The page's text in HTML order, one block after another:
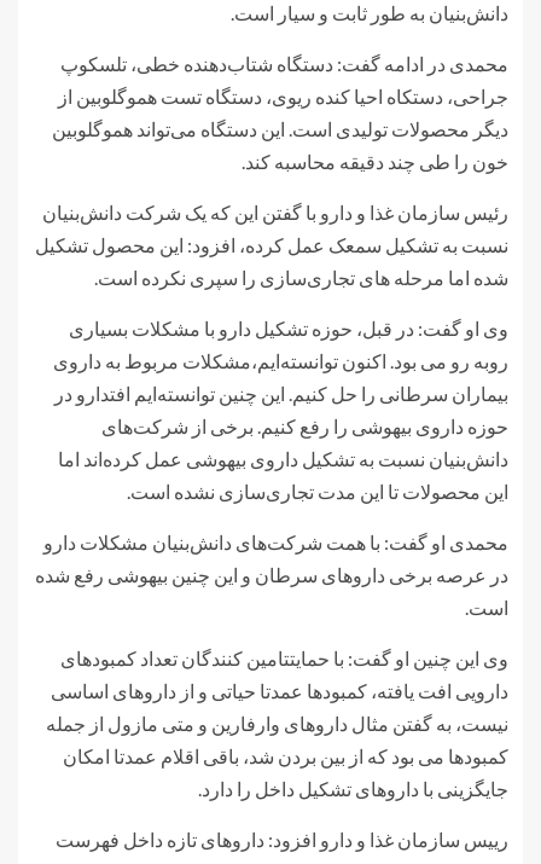
دانش‌بنیان به طور ثابت و سیار است.
محمدی در ادامه گفت: دستگاه شتاب‌دهنده خطی، تلسکوپ
جراحی، دستکاه احیا کنده ریوی، دستگاه تست هموگلوبین از
دیگر محصولات تولیدی است. این دستگاه می‌تواند هموگلوبین
خون را طی چند دقیقه محاسبه کند.
رئیس سازمان غذا و دارو با گفتن این که یک شرکت دانش‌بنیان
نسبت به تشکیل سمعک عمل کرده، افزود: این محصول تشکیل
شده اما مرحله های تجاری‌سازی را سپری نکرده است.
وی او گفت: در قبل، حوزه تشکیل دارو با مشکلات بسیاری
روبه رو می بود. اکنون توانسته‌ایم،مشکلات مربوط به داروی
بیماران سرطانی را حل کنیم. این چنین توانسته‌ایم افتدارو در
حوزه داروی بیهوشی را رفع کنیم. برخی از شرکت‌های
دانش‌بنیان نسبت به تشکیل داروی بیهوشی عمل کرده‌اند اما
این محصولات تا این مدت تجاری‌سازی نشده است.
محمدی او گفت: با همت شرکت‌های دانش‌بنیان مشکلات دارو
در عرصه برخی داروهای سرطان و این چنین بیهوشی رفع شده
است.
وی این چنین او گفت: با حمایتتامین کنندگان تعداد کمبودهای
دارویی افت یافته، کمبودها عمدتا حیاتی و از داروهای اساسی
نیست، به گفتن مثال داروهای وارفارین و متی مازول از جمله
کمبودها می بود که از بین بردن شد، باقی اقلام عمدتا امکان
جایگزینی با داروهای تشکیل داخل را دارد.
رییس سازمان غذا و دارو افزود: داروهای تازه داخل فهرست